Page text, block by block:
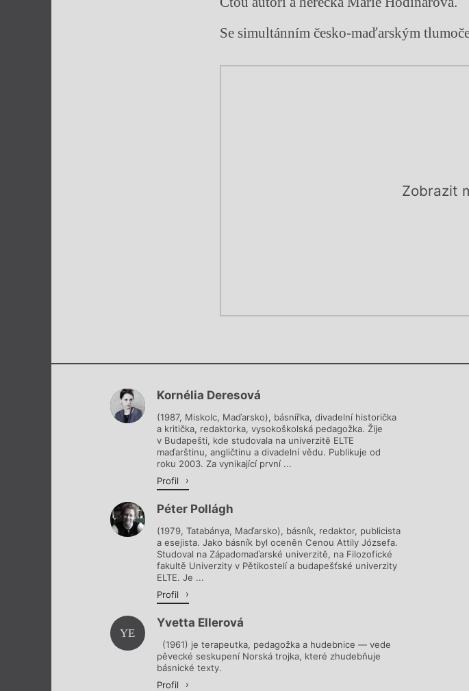
Se simultánním česko-maďarským
Zobrazit
Kornélia Deresová
(1987, Miskolc, Maďarsko), básnířka, divadelní historička
a kritička, redaktorka, vysokoškolská pedagožka. Žije
v Budapešti, kde studovala na univerzitě ELTE
maďarštinu, angličtinu a divadelní vědu. Publikuje od
roku 2003. Za vynikající první ...
Profil
Péter Pollágh
(1979, Tatabánya, Maďarsko), básník, redaktor, publicista
a esejista. Jako básník byl oceněn Cenou Attily Józsefa.
Studoval na Západomaďarské univerzitě, na Filozofické
fakultě Univerzity v Pětikostelí a budapešťské univerzity
ELTE. Je ...
Profil
YE
Yvetta Ellerová
(1961) je terapeutka, pedagožka a hudebnice — vede
pěvecké seskupení Norská trojka, které zhudebňuje
básnické texty.
Profil